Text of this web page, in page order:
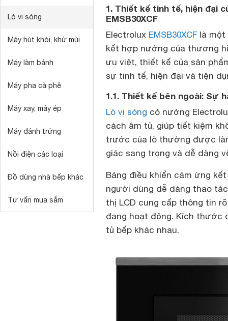
Lò vi sóng
Máy hút khói, khử mùi
Máy làm bánh
Máy pha cà phê
Máy xay, máy ép
Máy đánh trứng
Nồi điện các loại
Đồ dùng nhà bếp khác
Tư vấn mua sắm
1. Thiết kế tinh tế, hiện đại
EMSB30XCF
Electrolux EMSB30XCF là một
kết hợp nướng của thương
ưu việt, thiết kế của sản
sự tinh tế, hiện đại và tiện
1.1. Thiết kế bên ngoài: Sự
Lò vi sóng có nướng
cách âm tủ, giúp tiết kiệm
trước của lò thường được
giác sang trọng và dễ dàng
Bảng điều khiển cảm ứng
người dùng dễ dàng thao
thị LCD cung cấp thông tin
đang hoạt động. Kích thước
tủ bếp khác nhau.